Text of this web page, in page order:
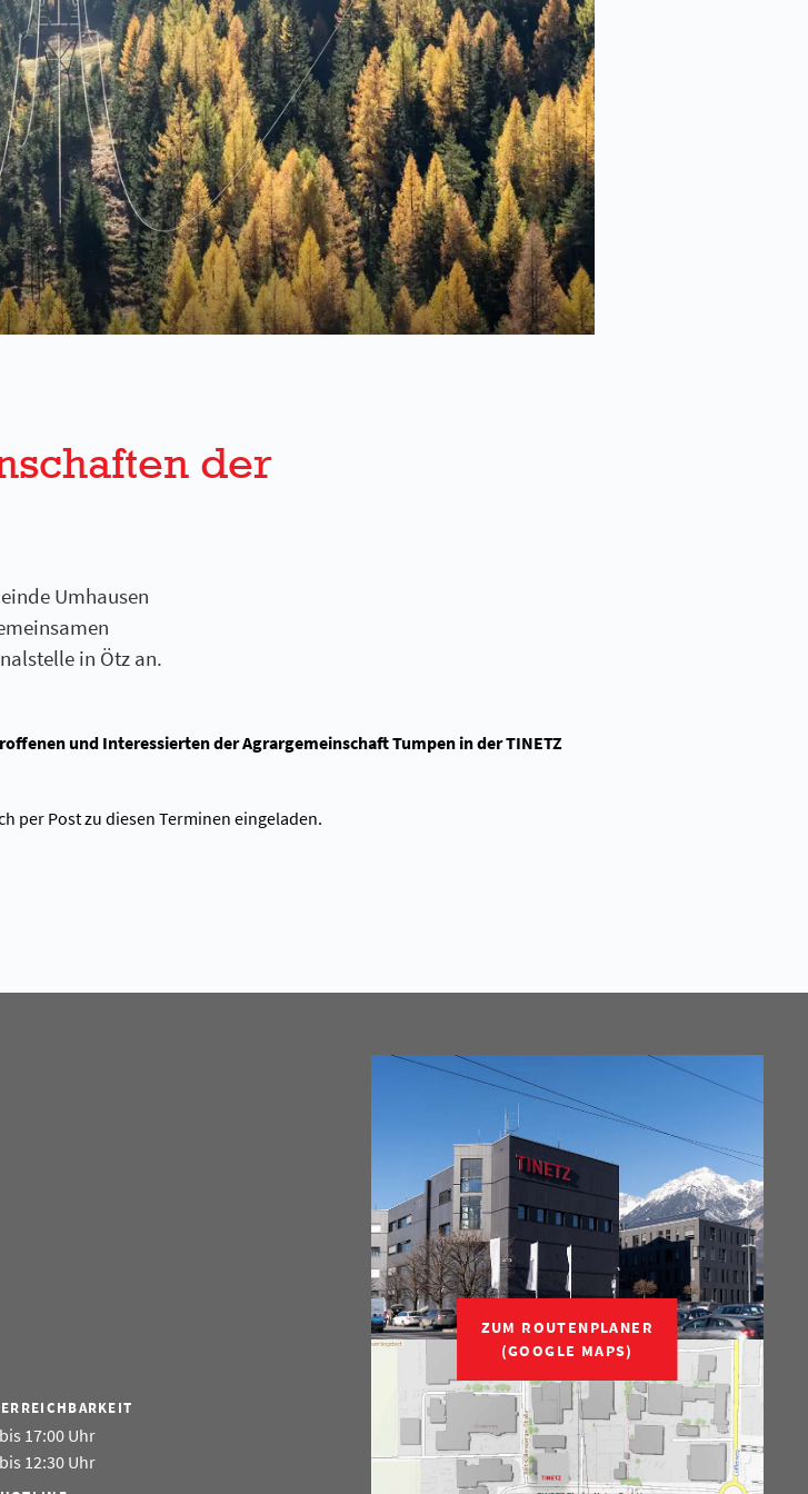
der
Umhausen
in Ötz an.
und Interessierten der Agrargemeinschaft Tumpen in der TINETZ
per Post zu diesen Terminen eingeladen.
17:00 Uhr
12:30 Uhr
ZUM ROUTENPLANER
(GOOGLE MAPS)